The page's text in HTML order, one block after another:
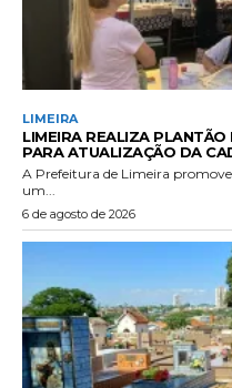
LIMEIRA
LIMEIRA REALIZA
PARA ATUALIZAÇÃO DA
A Prefeitura de Limeira promove
um...
6 de agosto de 2026